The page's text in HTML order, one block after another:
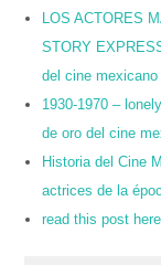
LOS ACTORES
STORY
del cine mexicano
1930-1970 –
de oro del cine
Historia del Cine
actrices de la
read this post here